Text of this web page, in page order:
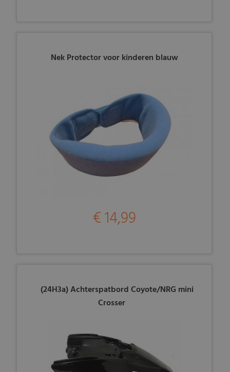
Nek Protector voor kinderen blauw
€ 14,99
(24H3a) Achterspatbord Coyote/NRG mini
Crosser